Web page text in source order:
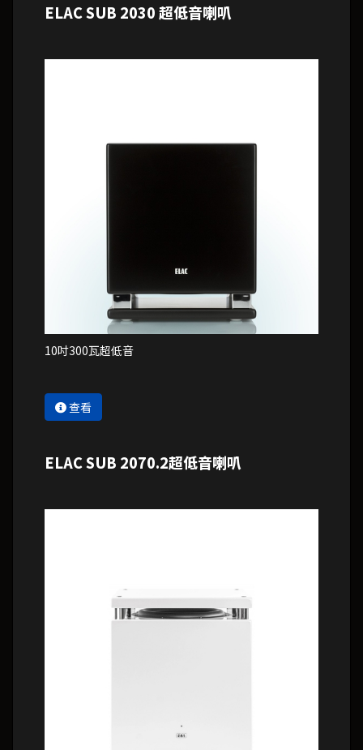
10吋300瓦超低音
查看
ELAC SUB 2030 超低音喇叭
ELAC SUB 2070.2超低音喇叭